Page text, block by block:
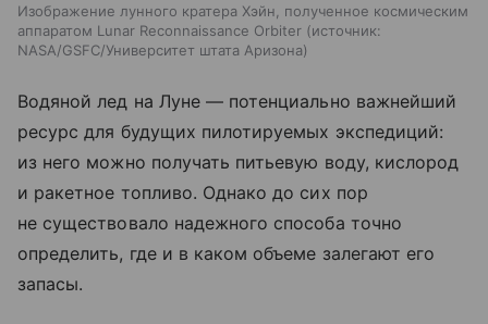
Изображение лунного кратера Хэйн, полученное космическим
аппаратом Lunar Reconnaissance Orbiter
источник:
NASA/GSFC/Университет штата Аризона
Водяной лед на Луне — потенциально важнейший
ресурс для будущих пилотируемых экспедиций:
из него можно получать питьевую воду, кислород
и ракетное топливо. Однако до сих пор
не существовало надежного способа точно
определить, где и в каком объеме залегают его
запасы.